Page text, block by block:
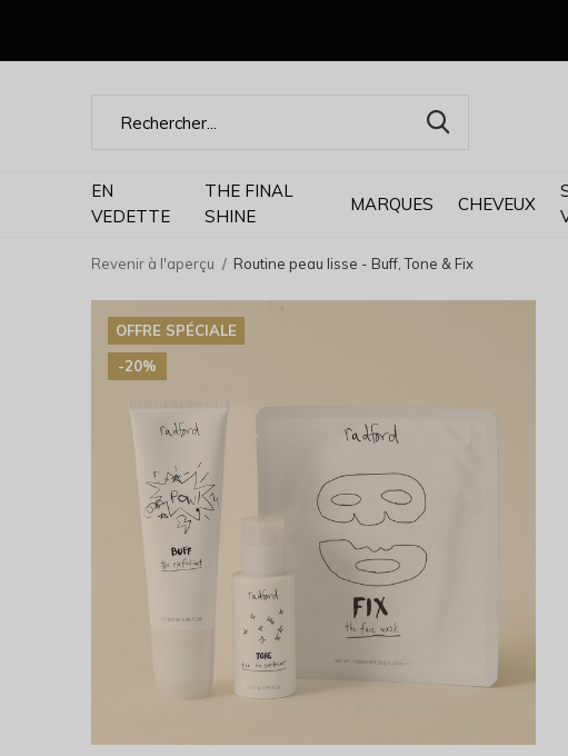
EN
VEDETTE
THE FINAL
SHINE
MARQUES CHEVEUX
Revenir à l'aperçu Routine peau lisse - Buff, Tone & Fix
OFFRE SPÉCIALE
-20%